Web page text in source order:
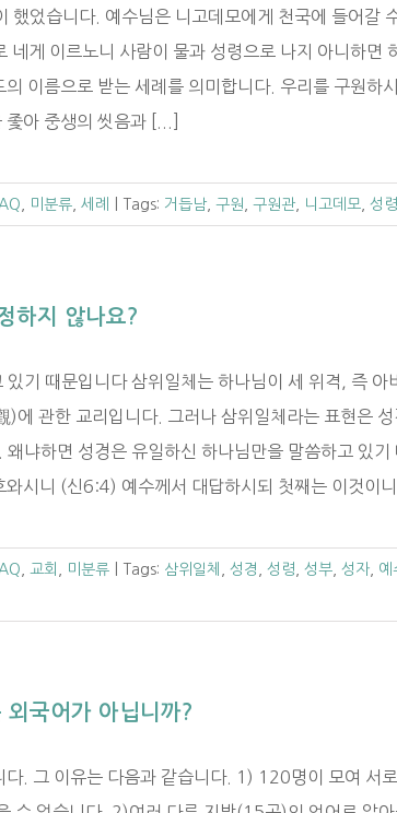
했었습니다. 예수님은 니고데모에게 천국에 들어갈
네게 이르노니 사람이 물과 성령으로 나지 아니하면
이름으로 받는 세례를 의미합니다. 우리를 구원하
아 중생의 씻음과 [...]
미분류 세례 Tags: 거듭남 구원 구원관 니고데모 성령
하지 않나요?
기 때문입니다 삼위일체는 하나님이 세 위격, 즉
)에 관한 교리입니다. 그러나 삼위일체라는 표현은
냐하면 성경은 유일하신 하나님만을 말씀하고 있
시니 (신6:4) 예수께서 대답하시되 첫째는 이것이니
교회 미분류 Tags: 삼위일체 성경 성령 성부 성자 예
국어가 아닙니까?
다. 그 이유는 다음과 같습니다. 1) 120명이 모여 서